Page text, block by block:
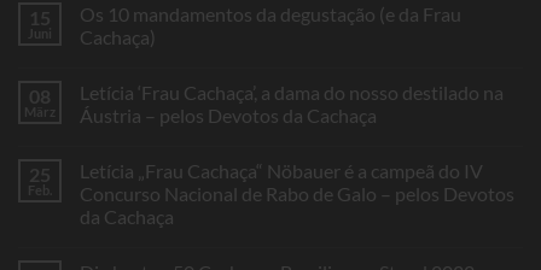
15
Juni
Os 10 mandamentos da degustação (e da Frau
Cachaça)
zu
Os
10
degustação
(e
da
Frau
08
März
Letícia ‘Frau Cachaça’, a dama do nosso destilado na
Áustria – pelos Devotos da Cachaça
zu
Letícia
‘Frau
Cachaça’,
do
25
Feb.
Letícia „Frau Cachaça“ Nöbauer é a campeã do IV
Concurso Nacional de Rabo de Galo – pelos Devotos
da Cachaça